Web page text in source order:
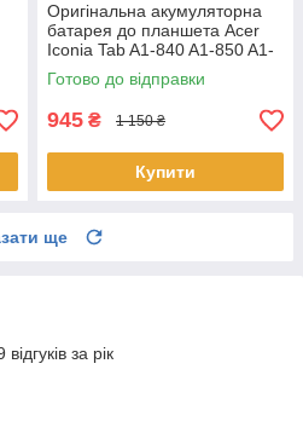
Оригінальна акумуляторна
батарея до планшета Acer
Iconia Tab A1-840 A1-850 A1-
860 One 8 B1-810 B1-820 B1-
830 - AP14F8K
Готово до відправки
945 ₴ 1 150 ₴
Купити
ще
за рік